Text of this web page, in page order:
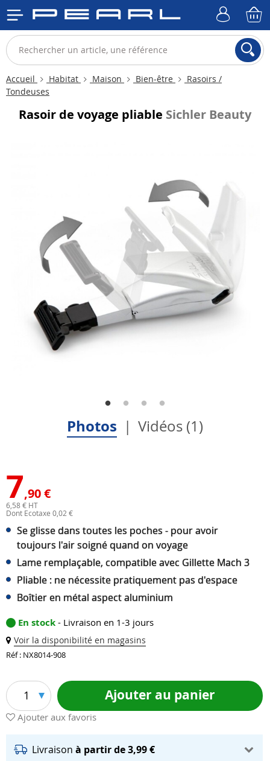
Accueil Habitat Maison Bien-être
Rasoirs /
Tondeuses
Rasoir de voyage pliable Sichler Beauty
Photos Vidéos (1)
7,90 €
6,58 € HT
Dont Ecotaxe 0,02 €
Se glisse dans toutes les poches - pour avoir
toujours l'air soigné quand on voyage
Lame remplaçable, compatible avec Gillette Mach 3
Pliable : ne nécessite pratiquement pas d'espace
Boîtier en métal aspect aluminium
En stock - Livraison en 1-3 jours
Voir la disponibilité en magasins
Réf : NX8014-908
1 Ajouter au panier
Ajouter aux favoris
Livraison à partir de 3,99 €